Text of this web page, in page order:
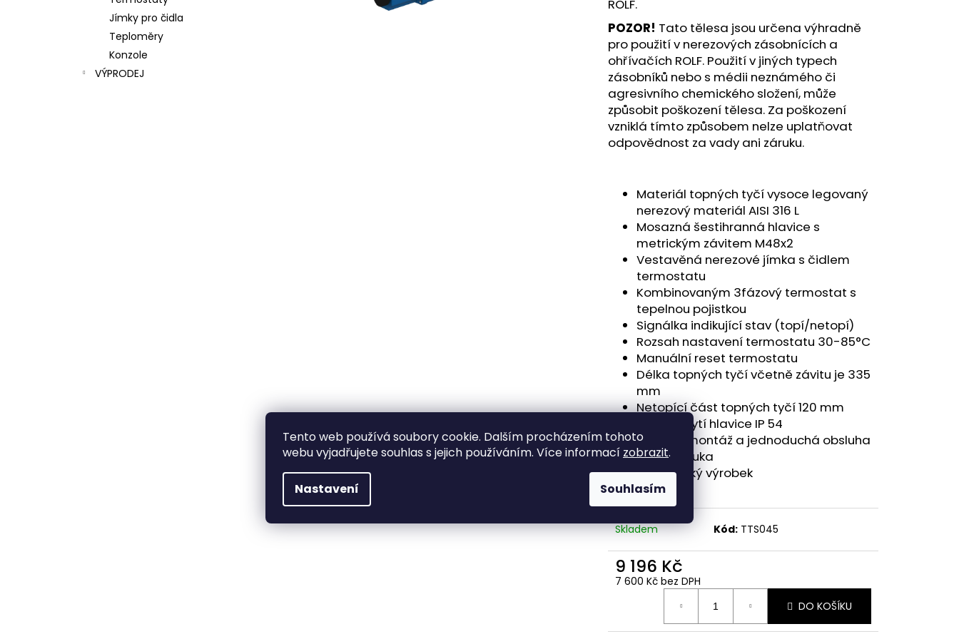
Tento web používá soubory cookie. Dalším procházením tohoto
webu vyjadřujete souhlas s jejich používáním. Více informací zobrazit.
Nastavení Souhlasím
Jímky pro čidla
Teploměry
Konzole
VÝPRODEJ
ROLF.
POZOR! Tato tělesa jsou určena výhradně
pro použití v nerezových zásobnících a
ohřívačích ROLF. Použití v jiných typech
zásobníků nebo s médii neznámého či
agresivního chemického složení, může
způsobit poškození tělesa. Za poškození
vzniklá tímto způsobem nelze uplatňovat
odpovědnost za vady ani záruku.
⁠Materiál topných tyčí vysoce legovaný
nerezový materiál AISI 316 L
⁠Mosazná šestihranná hlavice s
metrickým závitem M48x2
⁠Vestavěná nerezové jímka s čidlem
termostatu
⁠Kombinovaným 3fázový termostat s
tepelnou pojistkou
Signálka indikující stav (topí/netopí)
⁠Rozsah nastavení termostatu 30-85°C
⁠Manuální reset termostatu
⁠Délka topných tyčí včetně závitu je 335
mm
⁠Netopící část topných tyčí 120 mm
⁠Stupeň krytí hlavice IP 54
⁠Snadná montáž a jednoduchá obsluha
⁠2 roky záruka
⁠100% český výrobek
Skladem Kód: TTS045
9 196 Kč
7 600 Kč bez DPH
DO KOŠÍKU